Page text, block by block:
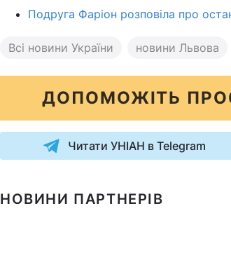
Подруга Фаріон розповіла про
Всі новини України новини Львова
ДОПОМОЖІТЬ
Читати УНІАН в Telegram
НОВИНИ ПАРТНЕРІВ